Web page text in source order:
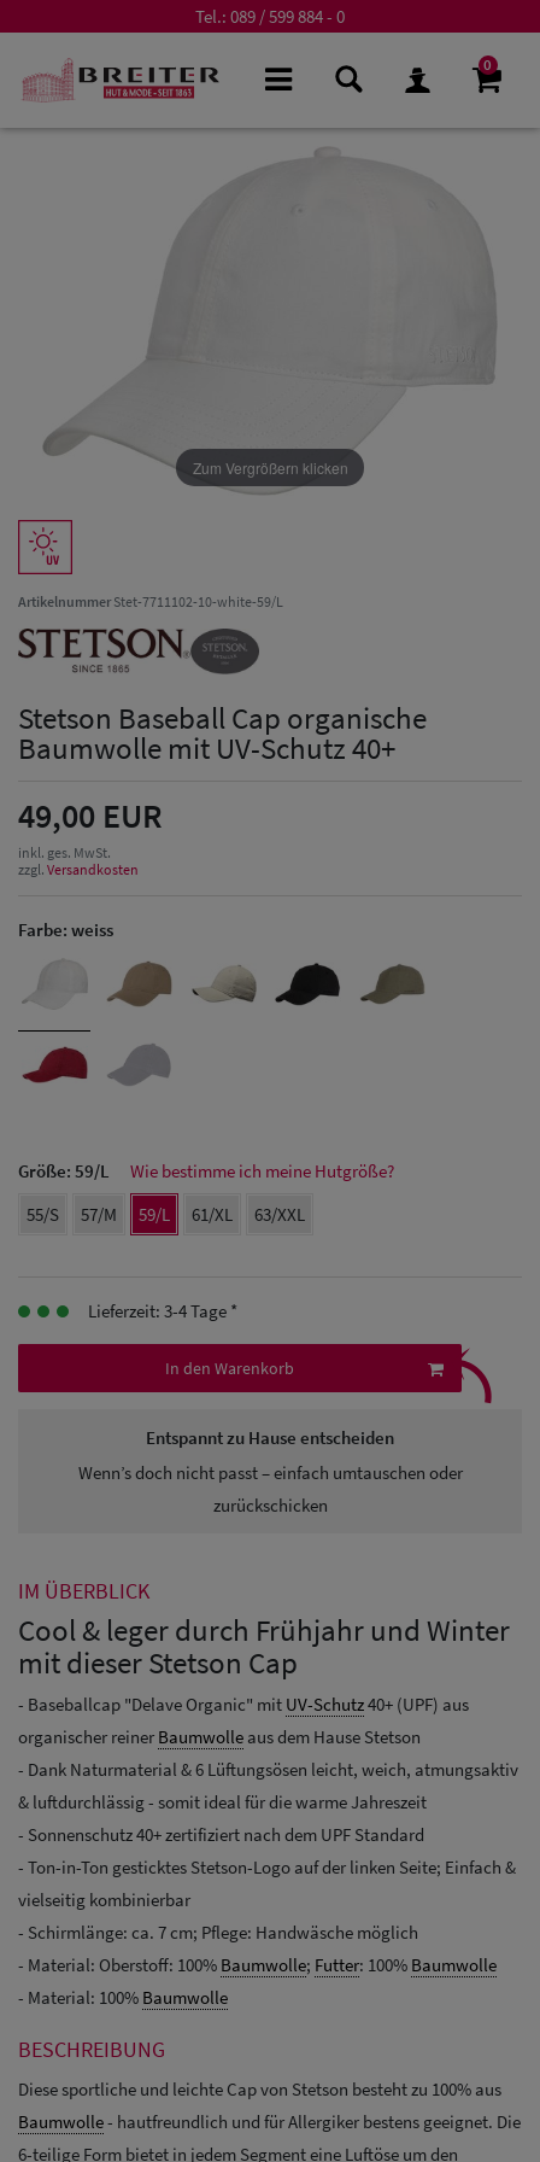
Tel.: 089 / 599 884 - 0
0
Herren Caps
Baseball Cpas
Herren UV-
Herren
Sonnenschilder
Herren
Zum Vergrößern klicken
ArtikelnummerStet-7711102-10-white-59/L
Stetson Baseball Cap organische
Baumwolle mit UV-Schutz 40+
49,00 EUR
inkl. ges. MwSt.
zzgl. Versandkosten
Farbe: weiss
Größe: 59/L
Wie bestimme ich meine Hutgröße?
55/S
57/M 59/L 61/XL 63/XXL
Lieferzeit: 3-4 Tage *
In den Warenkorb
Entspannt zu Hause entscheiden
Wenn’s doch nicht passt – einfach umtauschen oder
zurückschicken
⤹
IM ÜBERBLICK
Cool & leger durch Frühjahr und Winter
mit dieser Stetson Cap
- Baseballcap "Delave Organic" mit UV-Schutz40+ (UPF) aus
organischer reiner Baumwolle aus dem Hause Stetson
- Dank Naturmaterial & 6 Lüftungsösen leicht, weich, atmungsaktiv
& luftdurchlässig - somit ideal für die warme Jahreszeit
- Sonnenschutz 40+ zertifiziert nach dem UPF Standard
- Ton-in-Ton gesticktes Stetson-Logo auf der linken Seite; Einfach &
vielseitig kombinierbar
- Schirmlänge: ca. 7 cm; Pflege: Handwäsche möglich
- Material: Oberstoff: 100% Baumwolle; Futter: 100% Baumwolle
- Material: 100% Baumwolle
BESCHREIBUNG
Diese sportliche und leichte Cap von Stetson besteht zu 100% aus
Baumwolle- hautfreundlich und für Allergiker bestens geeignet. Die
6-teilige Form bietet in jedem Segment eine Luftöse um den